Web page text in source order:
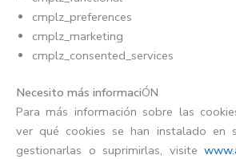
cmplz_preferences
cmplz_marketing
cmplz_consented_services
Necesito más informaciÓN
Para más información sobre las
ver qué cookies se han instalado en
gestionarlas o suprimirlas, visite